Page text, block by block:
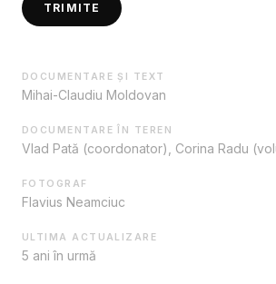
TRIMITE
DOCUMENTARE ȘI TEXT
Mihai-Claudiu Moldovan
DOCUMENTARE ÎN TEREN
Vlad Pată (coordonator), Corina Radu
FOTOGRAF
Flavius Neamciuc
ULTIMA ACTUALIZARE
5 ani în urmă